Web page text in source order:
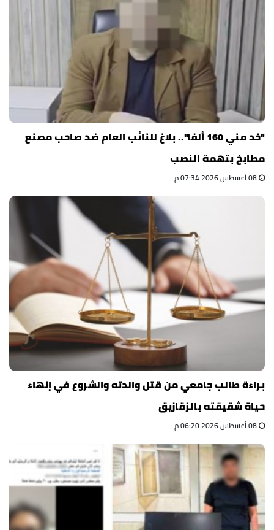
"خد مني 160 ألفا".. بلاغ للنائب العام ضد صاحب مصنع
مطابخ بتهمة النصب
براءة طالب جامعي من قتل والدته والشروع في إنهاء
حياة شقيقته بالزقازيق